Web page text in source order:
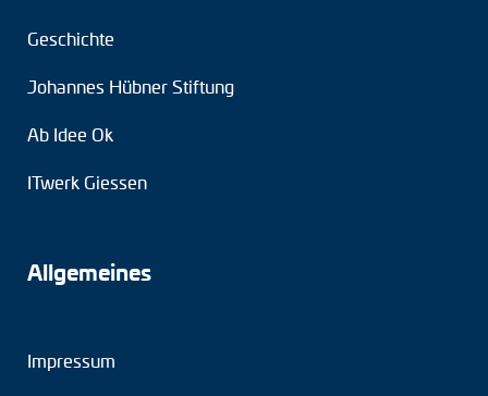
Geschichte
Johannes Hübner Stiftung
Ab Idee Ok
ITwerk Giessen
Allgemeines
Impressum